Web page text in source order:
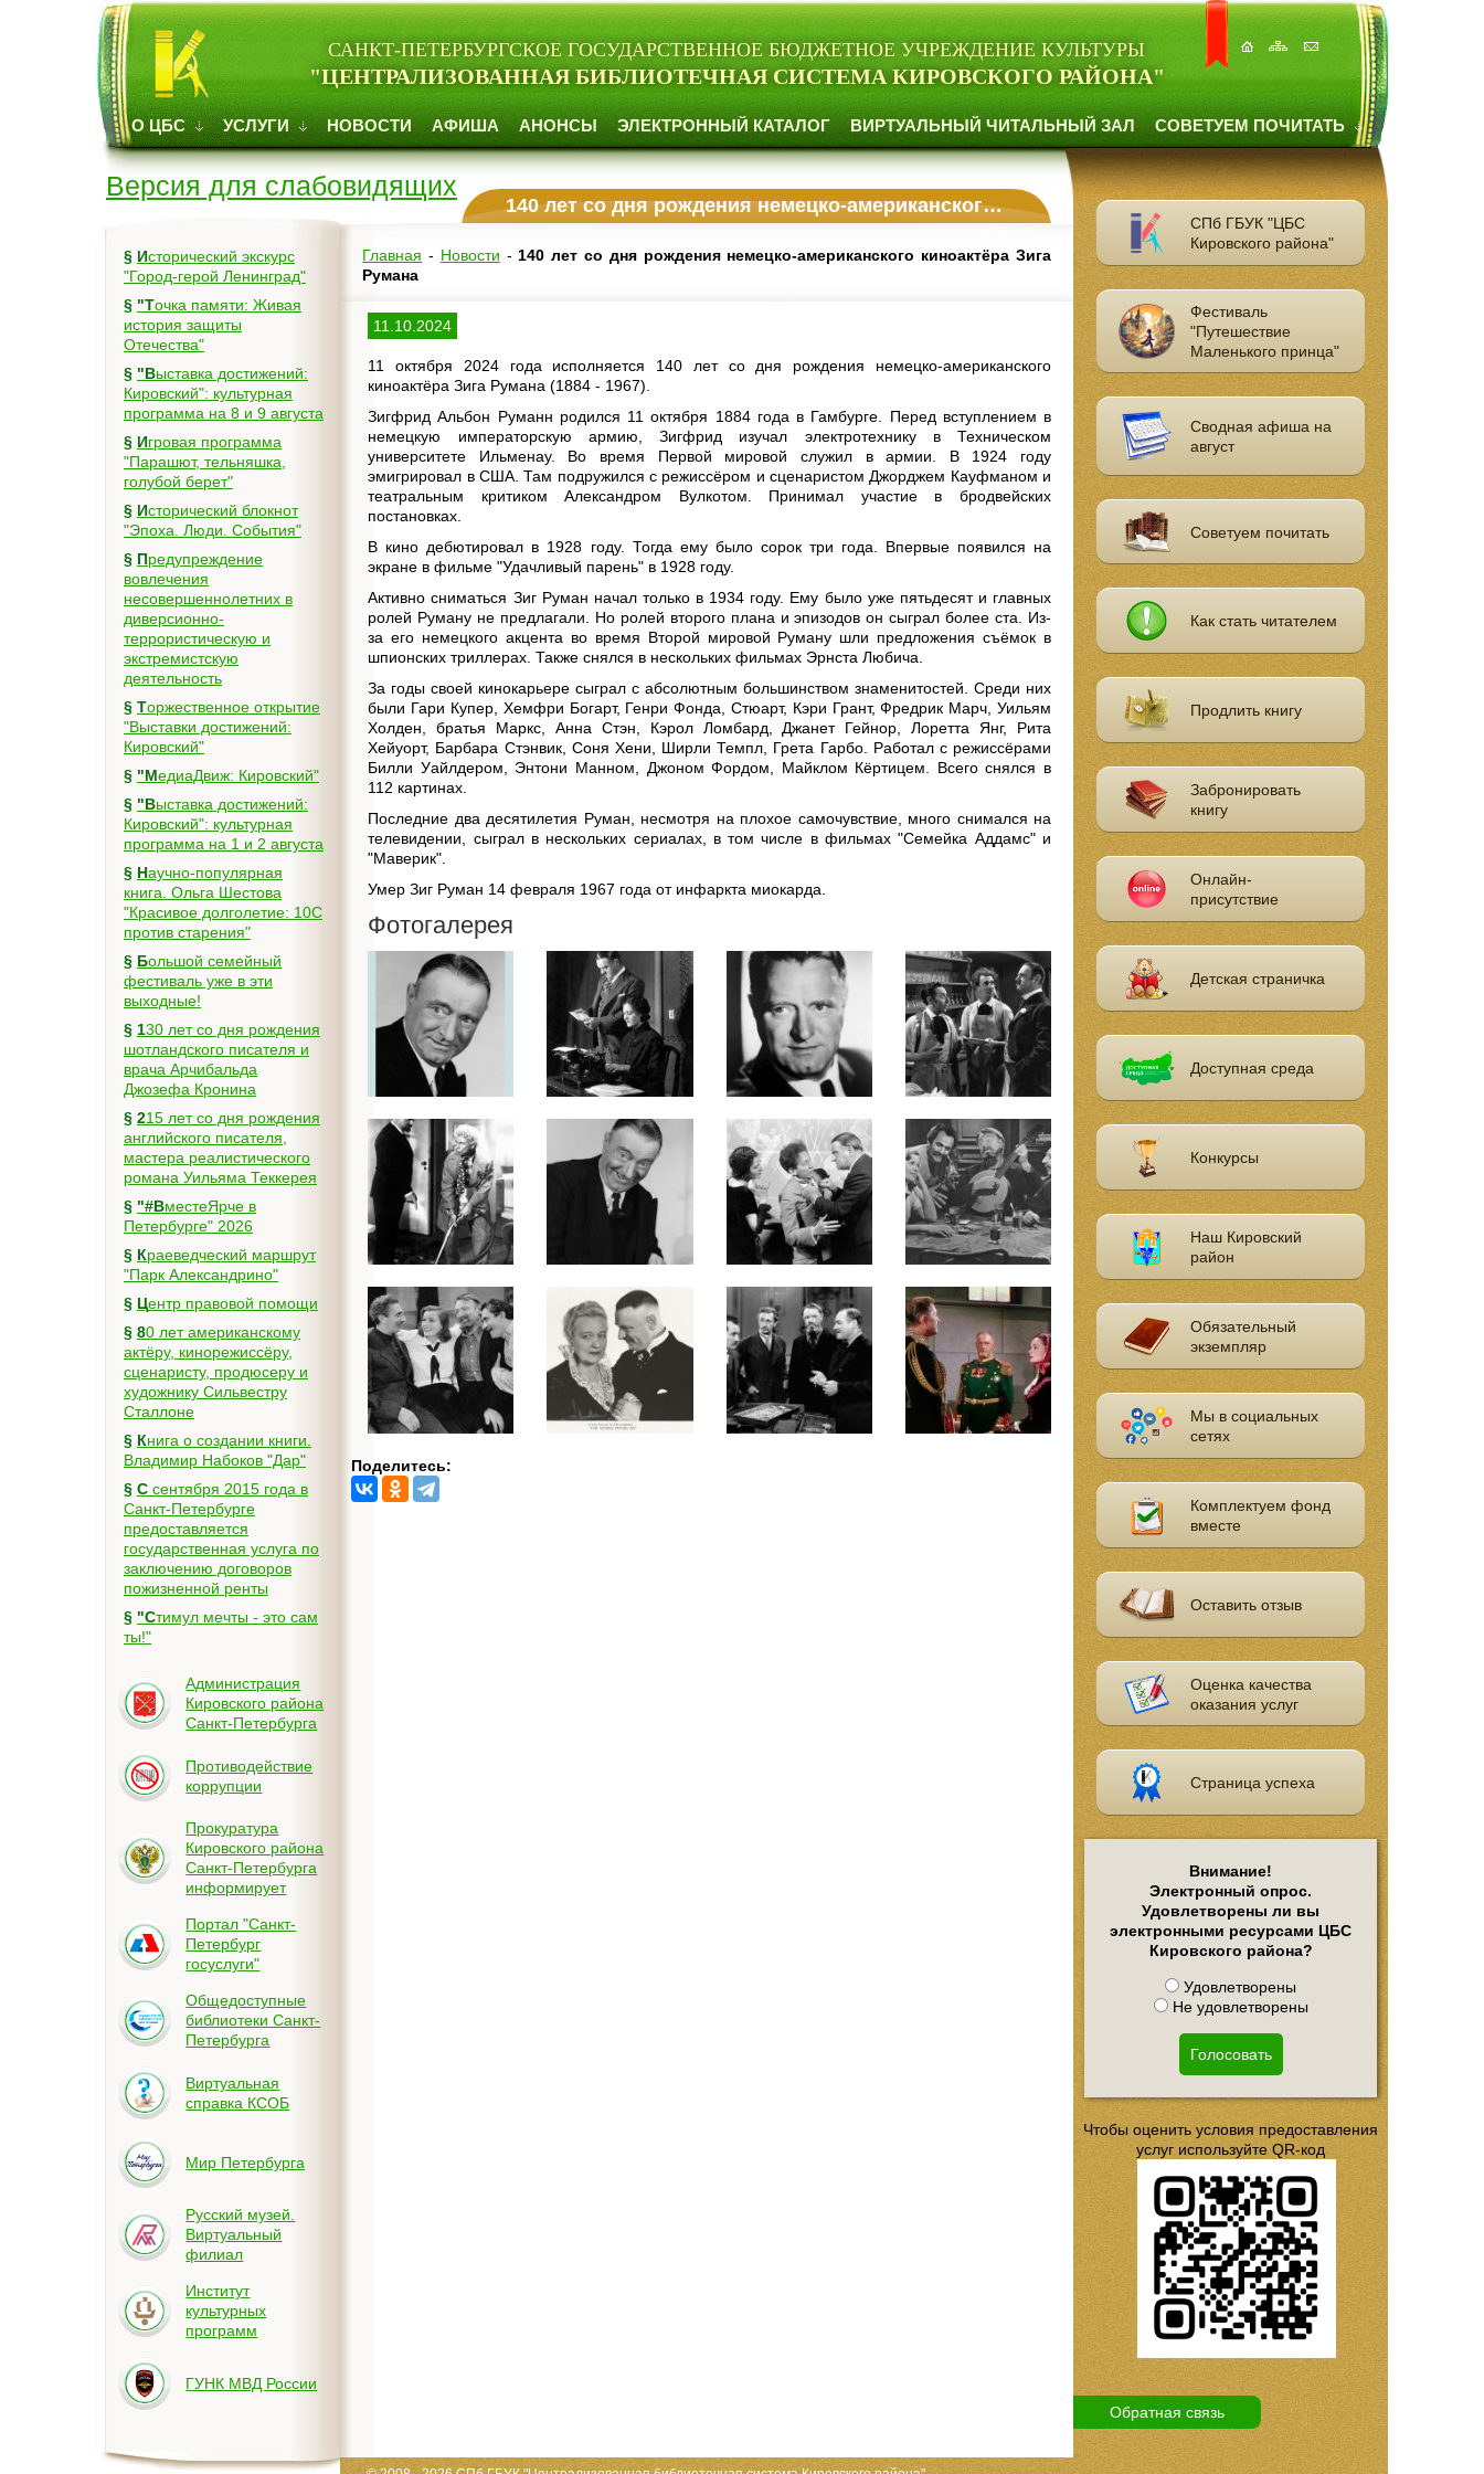
САНКТ-ПЕТЕРБУРГСКОЕ ГОСУДАРСТВЕННОЕ БЮДЖЕТНОЕ УЧРЕЖДЕНИЕ КУЛЬТУРЫ
"ЦЕНТРАЛИЗОВАННАЯ БИБЛИОТЕЧНАЯ СИСТЕМА КИРОВСКОГО РАЙОНА"
О ЦБС УСЛУГИ НОВОСТИ АФИША АНОНСЫ ЭЛЕКТРОННЫЙ КАТАЛОГ ВИРТУАЛЬНЫЙ ЧИТАЛЬНЫЙ ЗАЛ СОВЕТУЕМ ПОЧИТАТЬ
Версия для слабовидящих
§ Исторический экскурс
"Город-герой Ленинград"
§ "Точка памяти: Живая
история защиты
Отечества"
§ "Выставка достижений:
Кировский": культурная
программа на 8 и 9 августа
§ Игровая программа
"Парашют, тельняшка,
голубой берет"
§ Исторический блокнот
"Эпоха. Люди. События"
§ Предупреждение
вовлечения
несовершеннолетних в
диверсионно-
террористическую и
экстремистскую
деятельность
§ Торжественное открытие
"Выставки достижений:
Кировский"
§
"МедиаДвиж: Кировский"
§ "Выставка достижений:
Кировский": культурная
программа на 1 и 2 августа
§ Научно-популярная
книга. Ольга Шестова
"Красивое долголетие: 10C
против старения"
§ Большой семейный
фестиваль уже в эти
выходные!
§ 130 лет со дня рождения
шотландского писателя и
врача Арчибальда
Джозефа Кронина
§ 215 лет со дня рождения
английского писателя,
мастера реалистического
романа Уильяма Теккерея
§ "#ВместеЯрче в
Петербурге" 2026
§ Краеведческий маршрут
"Парк Александрино"
§
Центр правовой помощи
§ 80 лет американскому
актёру, кинорежиссёру,
сценаристу, продюсеру и
художнику Сильвестру
Сталлоне
§ Книга о создании книги.
Владимир Набоков "Дар"
§ С сентября 2015 года в
Санкт-Петербурге
предоставляется
государственная услуга по
заключению договоров
пожизненной ренты
§ "Стимул мечты - это сам
ты!"
Администрация
Кировского района
Санкт-Петербурга
Противодействие
коррупции
Прокуратура
Кировского района
Санкт-Петербурга
информирует
Портал "Санкт-
Петербург
госуслуги"
Общедоступные
библиотеки Санкт-
Петербурга
Виртуальная
справка КСОБ
Мир Петербурга
Русский музей.
Виртуальный
филиал
Институт
культурных
программ
ГУНК МВД России
140 лет со дня рождения немецко-американского киноактёра Зига Румана
Главная - Новости - 140 лет со дня рождения немецко-американского киноактёра Зига
Румана
11.10.2024
11 октября 2024 года исполняется 140 лет со дня рождения немецко-американского
киноактёра Зига Румана (1884 - 1967).
Зигфрид Альбон Руманн родился 11 октября 1884 года в Гамбурге. Перед вступлением в
немецкую императорскую армию, Зигфрид изучал электротехнику в Техническом
университете Ильменау. Во время Первой мировой служил в армии. В 1924 году
эмигрировал в США. Там подружился с режиссёром и сценаристом Джорджем Кауфманом и
театральным критиком Александром Вулкотом. Принимал участие в бродвейских
постановках.
В кино дебютировал в 1928 году. Тогда ему было сорок три года. Впервые появился на
экране в фильме "Удачливый парень" в 1928 году.
Активно сниматься Зиг Руман начал только в 1934 году. Ему было уже пятьдесят и главных
ролей Руману не предлагали. Но ролей второго плана и эпизодов он сыграл более ста. Из-
за его немецкого акцента во время Второй мировой Руману шли предложения съёмок в
шпионских триллерах. Также снялся в нескольких фильмах Эрнста Любича.
За годы своей кинокарьере сыграл с абсолютным большинством знаменитостей. Среди них
были Гари Купер, Хемфри Богарт, Генри Фонда, Стюарт, Кэри Грант, Фредрик Марч, Уильям
Холден, братья Маркс, Анна Стэн, Кэрол Ломбард, Джанет Гейнор, Лоретта Янг, Рита
Хейуорт, Барбара Стэнвик, Соня Хени, Ширли Темпл, Грета Гарбо. Работал с режиссёрами
Билли Уайлдером, Энтони Манном, Джоном Фордом, Майклом Кёртицем. Всего снялся в
112 картинах.
Последние два десятилетия Руман, несмотря на плохое самочувствие, много снимался на
телевидении, сыграл в нескольких сериалах, в том числе в фильмах "Семейка Аддамс" и
"Маверик".
Умер Зиг Руман 14 февраля 1967 года от инфаркта миокарда.
Фотогалерея
Поделитесь:
СПб ГБУК "ЦБС
Кировского района"
Фестиваль
"Путешествие
Маленького принца"
Сводная афиша на
август
Советуем почитать
Как стать читателем
Продлить книгу
Забронировать
книгу
Онлайн-
присутствие
Детская страничка
Доступная среда
Конкурсы
Наш Кировский
район
Обязательный
экземпляр
Мы в социальных
сетях
Комплектуем фонд
вместе
Оставить отзыв
Оценка качества
оказания услуг
Страница успеха
Внимание!
Электронный опрос.
Удовлетворены ли вы
электронными ресурсами ЦБС
Кировского района?
Удовлетворены
Не удовлетворены
Голосовать
Чтобы оценить условия предоставления
услуг используйте QR-код
Обратная связь